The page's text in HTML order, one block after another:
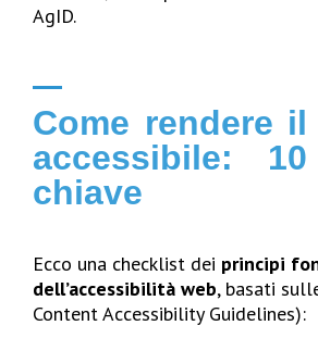
AgID.
Come rendere
accessibile:
chiave
Ecco una checklist dei principi
dell’accessibilità web, basati
Content Accessibility Guidelines):